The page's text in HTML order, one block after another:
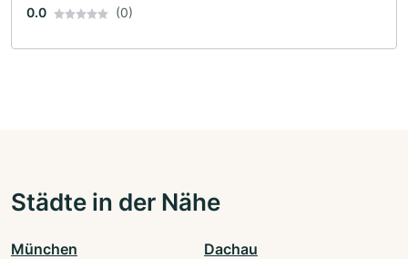
0.0 (0)
Städte in der Nähe
München Dachau